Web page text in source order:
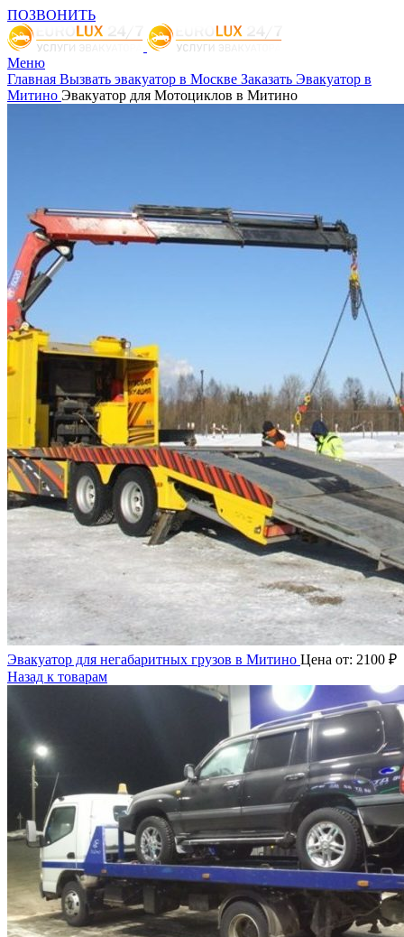
ПОЗВОНИТЬ
Меню
Главная Вызвать эвакуатор в Москве Заказать Эвакуатор в
Митино Эвакуатор для Мотоциклов в Митино
Эвакуатор для негабаритных грузов в Митино Цена от: 2100 ₽
Назад к товарам